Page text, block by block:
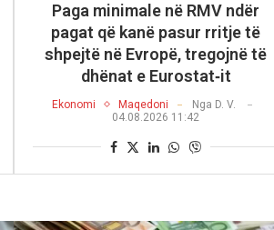
Paga minimale në RMV ndër
pagat që kanë pasur rritje të
shpejtë në Evropë, tregojnë të
dhënat e Eurostat‑it
Ekonomi Maqedoni Nga D. V.
04.08.2026 11:42